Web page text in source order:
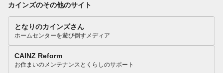
カインズのその他のサイト
となりのカインズさん
ホームセンターを遊び倒すメディア
CAINZ Reform
お住まいのメンテナンスとくらしのサポート